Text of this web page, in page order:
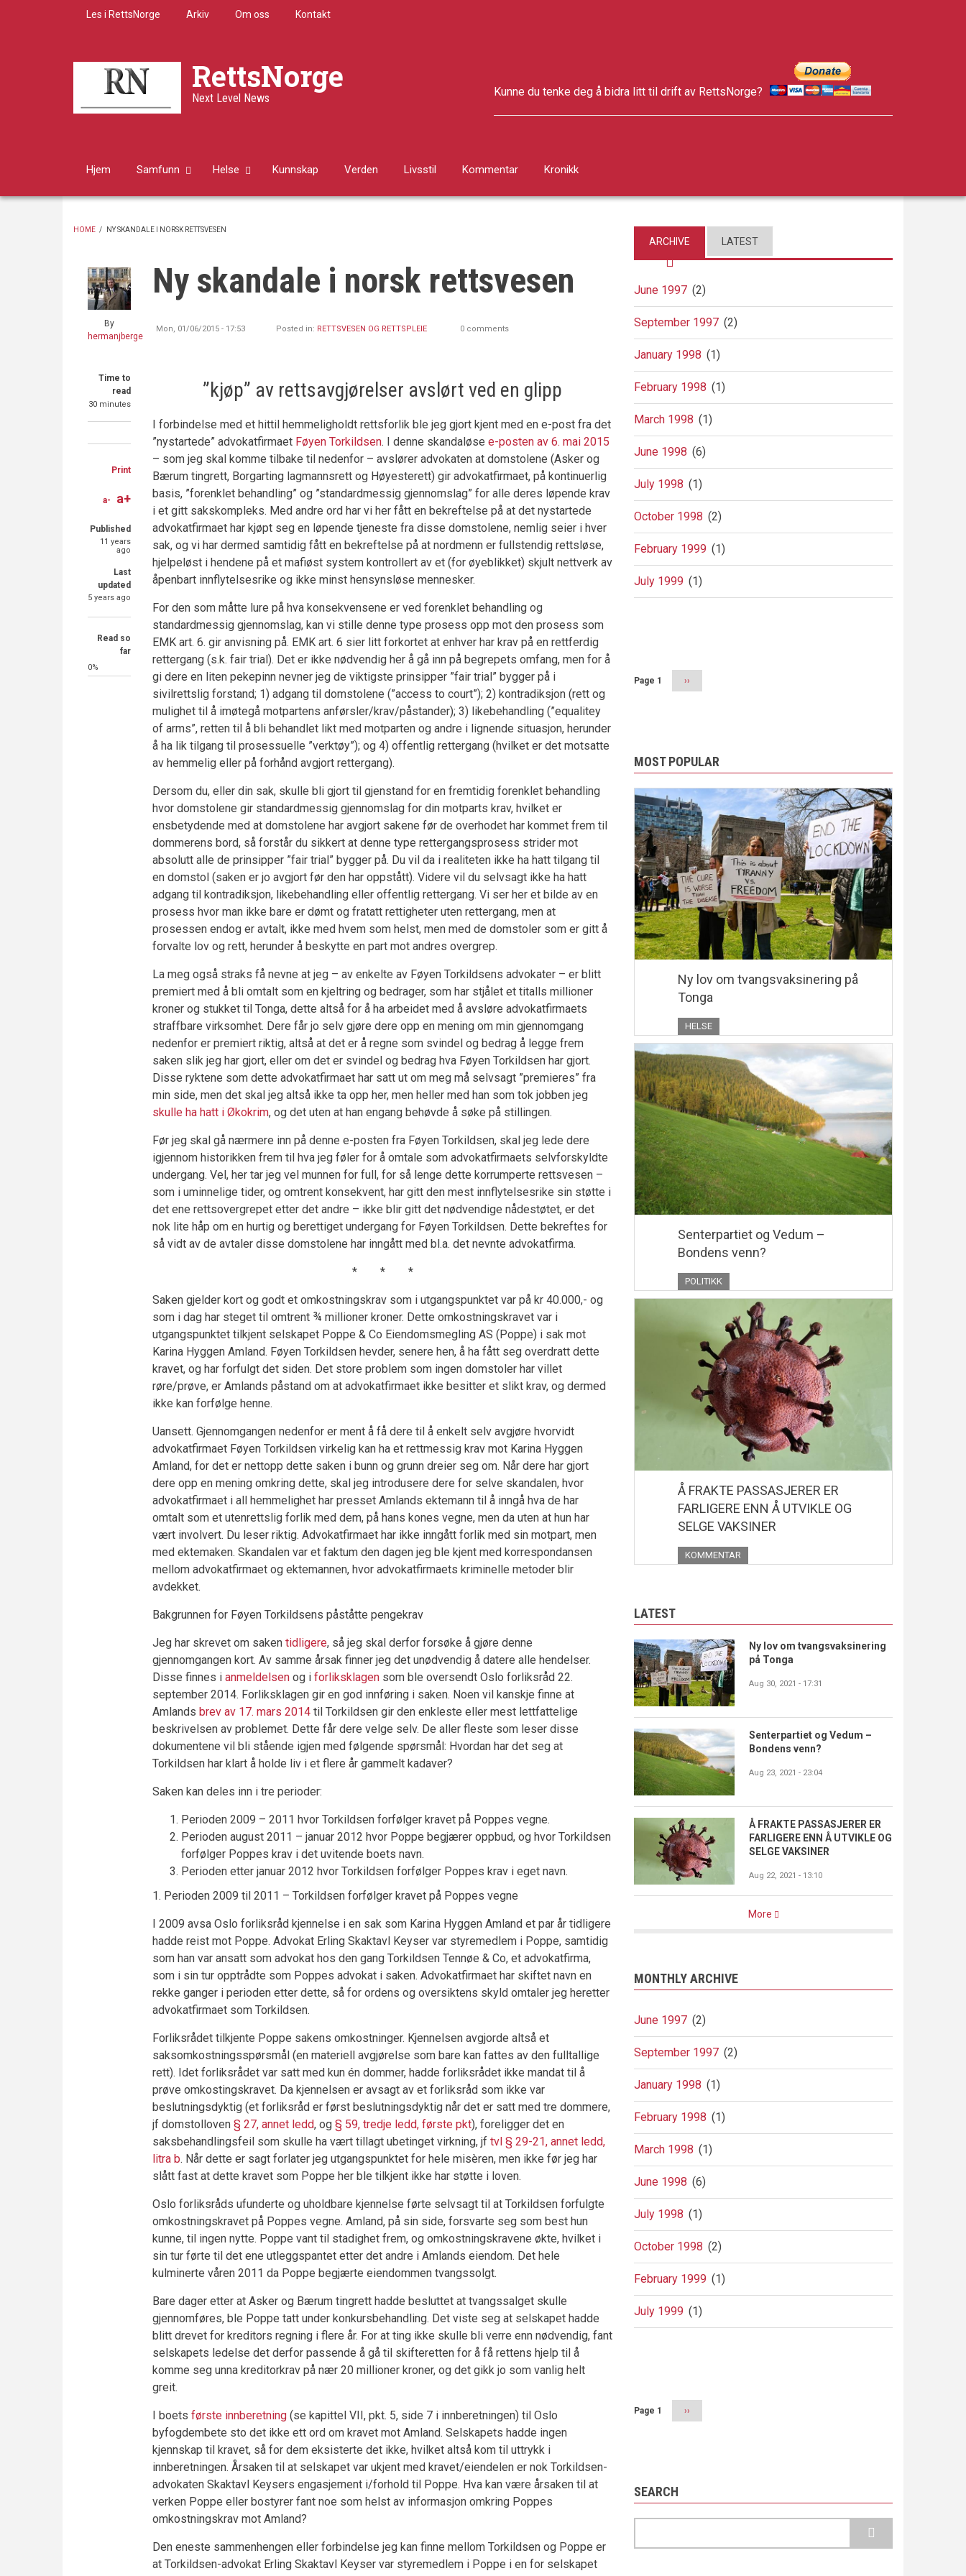
Les i RettsNorge Arkiv Om oss Kontakt
RettsNorge
Next Level News Kunne du tenke deg å bidra litt til drift av RettsNorge?
Hjem Samfunn Helse Kunnskap Verden Livsstil Kommentar Kronikk
HOME / NY SKANDALE I NORSK RETTSVESEN
By
hermanjberge
Time to
read
30 minutes
Share
on
Facebook
Share
on
Twitter
Share
through
email
Print
a- a+
Published
11 years
ago
Last
updated
5 years ago
Read so
far
0%
Ny skandale i norsk rettsvesen
Mon, 01/06/2015 - 17:53 Posted in: RETTSVESEN OG RETTSPLEIE 0 comments
”kjøp” av rettsavgjørelser avslørt ved en glipp
I forbindelse med et hittil hemmeligholdt rettsforlik ble jeg gjort kjent med en e-post fra det
”nystartede” advokatfirmaet Føyen Torkildsen. I denne skandaløse e-posten av 6. mai 2015
– som jeg skal komme tilbake til nedenfor – avslører advokaten at domstolene (Asker og
Bærum tingrett, Borgarting lagmannsrett og Høyesterett) gir advokatfirmaet, på kontinuerlig
basis, ”forenklet behandling” og ”standardmessig gjennomslag” for alle deres løpende krav
i et gitt sakskompleks. Med andre ord har vi her fått en bekreftelse på at det nystartede
advokatfirmaet har kjøpt seg en løpende tjeneste fra disse domstolene, nemlig seier i hver
sak, og vi har dermed samtidig fått en bekreftelse på at nordmenn er fullstendig rettsløse,
hjelpeløst i hendene på et mafiøst system kontrollert av et (for øyeblikket) skjult nettverk av
åpenbart innflytelsesrike og ikke minst hensynsløse mennesker.
For den som måtte lure på hva konsekvensene er ved forenklet behandling og
standardmessig gjennomslag, kan vi stille denne type prosess opp mot den prosess som
EMK art. 6. gir anvisning på. EMK art. 6 sier litt forkortet at enhver har krav på en rettferdig
rettergang (s.k. fair trial). Det er ikke nødvendig her å gå inn på begrepets omfang, men for å
gi dere en liten pekepinn nevner jeg de viktigste prinsipper ”fair trial” bygger på i
sivilrettslig forstand; 1) adgang til domstolene (”access to court”); 2) kontradiksjon (rett og
mulighet til å imøtegå motpartens anførsler/krav/påstander); 3) likebehandling (”equalitey
of arms”, retten til å bli behandlet likt med motparten og andre i lignende situasjon, herunder
å ha lik tilgang til prosessuelle ”verktøy”); og 4) offentlig rettergang (hvilket er det motsatte
av hemmelig eller på forhånd avgjort rettergang).
Dersom du, eller din sak, skulle bli gjort til gjenstand for en fremtidig forenklet behandling
hvor domstolene gir standardmessig gjennomslag for din motparts krav, hvilket er
ensbetydende med at domstolene har avgjort sakene før de overhodet har kommet frem til
dommerens bord, så forstår du sikkert at denne type rettergangsprosess strider mot
absolutt alle de prinsipper ”fair trial” bygger på. Du vil da i realiteten ikke ha hatt tilgang til
en domstol (saken er jo avgjort før den har oppstått). Videre vil du selvsagt ikke ha hatt
adgang til kontradiksjon, likebehandling eller offentlig rettergang. Vi ser her et bilde av en
prosess hvor man ikke bare er dømt og fratatt rettigheter uten rettergang, men at
prosessen endog er avtalt, ikke med hvem som helst, men med de domstoler som er gitt å
forvalte lov og rett, herunder å beskytte en part mot andres overgrep.
La meg også straks få nevne at jeg – av enkelte av Føyen Torkildsens advokater – er blitt
premiert med å bli omtalt som en kjeltring og bedrager, som har stjålet et titalls millioner
kroner og stukket til Tonga, dette altså for å ha arbeidet med å avsløre advokatfirmaets
straffbare virksomhet. Dere får jo selv gjøre dere opp en mening om min gjennomgang
nedenfor er premiert riktig, altså at det er å regne som svindel og bedrag å legge frem
saken slik jeg har gjort, eller om det er svindel og bedrag hva Føyen Torkildsen har gjort.
Disse ryktene som dette advokatfirmaet har satt ut om meg må selvsagt ”premieres” fra
min side, men det skal jeg altså ikke ta opp her, men heller med han som tok jobben jeg
skulle ha hatt i Økokrim, og det uten at han engang behøvde å søke på stillingen.
Før jeg skal gå nærmere inn på denne e-posten fra Føyen Torkildsen, skal jeg lede dere
igjennom historikken frem til hva jeg føler for å omtale som advokatfirmaets selvforskyldte
undergang. Vel, her tar jeg vel munnen for full, for så lenge dette korrumperte rettsvesen –
som i uminnelige tider, og omtrent konsekvent, har gitt den mest innflytelsesrike sin støtte i
det ene rettsovergrepet etter det andre – ikke blir gitt det nødvendige nådestøtet, er det
nok lite håp om en hurtig og berettiget undergang for Føyen Torkildsen. Dette bekreftes for
så vidt av de avtaler disse domstolene har inngått med bl.a. det nevnte advokatfirma.
* * *
Saken gjelder kort og godt et omkostningskrav som i utgangspunktet var på kr 40.000,- og
som i dag har steget til omtrent ¾ millioner kroner. Dette omkostningskravet var i
utgangspunktet tilkjent selskapet Poppe & Co Eiendomsmegling AS (Poppe) i sak mot
Karina Hyggen Amland. Føyen Torkildsen hevder, senere hen, å ha fått seg overdratt dette
kravet, og har forfulgt det siden. Det store problem som ingen domstoler har villet
røre/prøve, er Amlands påstand om at advokatfirmaet ikke besitter et slikt krav, og dermed
ikke kan forfølge henne.
Uansett. Gjennomgangen nedenfor er ment å få dere til å enkelt selv avgjøre hvorvidt
advokatfirmaet Føyen Torkildsen virkelig kan ha et rettmessig krav mot Karina Hyggen
Amland, for det er nettopp dette saken i bunn og grunn dreier seg om. Når dere har gjort
dere opp en mening omkring dette, skal jeg introdusere dere for selve skandalen, hvor
advokatfirmaet i all hemmelighet har presset Amlands ektemann til å inngå hva de har
omtalt som et utenrettslig forlik med dem, på hans kones vegne, men da uten at hun har
vært involvert. Du leser riktig. Advokatfirmaet har ikke inngått forlik med sin motpart, men
med ektemaken. Skandalen var et faktum den dagen jeg ble kjent med korrespondansen
mellom advokatfirmaet og ektemannen, hvor advokatfirmaets kriminelle metoder blir
avdekket.
Bakgrunnen for Føyen Torkildsens påståtte pengekrav
Jeg har skrevet om saken tidligere, så jeg skal derfor forsøke å gjøre denne
gjennomgangen kort. Av samme årsak finner jeg det unødvendig å datere alle hendelser.
Disse finnes i anmeldelsen og i forliksklagen som ble oversendt Oslo forliksråd 22.
september 2014. Forliksklagen gir en god innføring i saken. Noen vil kanskje finne at
Amlands brev av 17. mars 2014 til Torkildsen gir den enkleste eller mest lettfattelige
beskrivelsen av problemet. Dette får dere velge selv. De aller fleste som leser disse
dokumentene vil bli stående igjen med følgende spørsmål: Hvordan har det seg at
Torkildsen har klart å holde liv i et flere år gammelt kadaver?
Saken kan deles inn i tre perioder:
Perioden 2009 – 2011 hvor Torkildsen forfølger kravet på Poppes vegne.
Perioden august 2011 – januar 2012 hvor Poppe begjærer oppbud, og hvor Torkildsen
forfølger Poppes krav i det uvitende boets navn.
Perioden etter januar 2012 hvor Torkildsen forfølger Poppes krav i eget navn.
1. Perioden 2009 til 2011 – Torkildsen forfølger kravet på Poppes vegne
I 2009 avsa Oslo forliksråd kjennelse i en sak som Karina Hyggen Amland et par år tidligere
hadde reist mot Poppe. Advokat Erling Skaktavl Keyser var styremedlem i Poppe, samtidig
som han var ansatt som advokat hos den gang Torkildsen Tennøe & Co, et advokatfirma,
som i sin tur opptrådte som Poppes advokat i saken. Advokatfirmaet har skiftet navn en
rekke ganger i perioden etter dette, så for ordens og oversiktens skyld omtaler jeg heretter
advokatfirmaet som Torkildsen.
Forliksrådet tilkjente Poppe sakens omkostninger. Kjennelsen avgjorde altså et
saksomkostningsspørsmål (en materiell avgjørelse som bare kan fattes av den fulltallige
rett). Idet forliksrådet var satt med kun én dommer, hadde forliksrådet ikke mandat til å
prøve omkostingskravet. Da kjennelsen er avsagt av et forliksråd som ikke var
beslutningsdyktig (et forliksråd er først beslutningsdyktig når det er satt med tre dommere,
jf domstolloven § 27, annet ledd, og § 59, tredje ledd, første pkt), foreligger det en
saksbehandlingsfeil som skulle ha vært tillagt ubetinget virkning, jf tvl § 29-21, annet ledd,
litra b. Når dette er sagt forlater jeg utgangspunktet for hele misèren, men ikke før jeg har
slått fast at dette kravet som Poppe her ble tilkjent ikke har støtte i loven.
Oslo forliksråds ufunderte og uholdbare kjennelse førte selvsagt til at Torkildsen forfulgte
omkostningskravet på Poppes vegne. Amland, på sin side, forsvarte seg som best hun
kunne, til ingen nytte. Poppe vant til stadighet frem, og omkostningskravene økte, hvilket i
sin tur førte til det ene utleggspantet etter det andre i Amlands eiendom. Det hele
kulminerte våren 2011 da Poppe begjærte eiendommen tvangssolgt.
Bare dager etter at Asker og Bærum tingrett hadde besluttet at tvangssalget skulle
gjennomføres, ble Poppe tatt under konkursbehandling. Det viste seg at selskapet hadde
blitt drevet for kreditors regning i flere år. For at ting ikke skulle bli verre enn nødvendig, fant
selskapets ledelse det derfor passende å gå til skifteretten for å få rettens hjelp til å
komme seg unna kreditorkrav på nær 20 millioner kroner, og det gikk jo som vanlig helt
greit.
I boets første innberetning (se kapittel VII, pkt. 5, side 7 i innberetningen) til Oslo
byfogdembete sto det ikke ett ord om kravet mot Amland. Selskapets hadde ingen
kjennskap til kravet, så for dem eksisterte det ikke, hvilket altså kom til uttrykk i
innberetningen. Årsaken til at selskapet var ukjent med kravet/eiendelen er nok Torkildsen-
advokaten Skaktavl Keysers engasjement i/forhold til Poppe. Hva kan være årsaken til at
verken Poppe eller bostyrer fant noe som helst av informasjon omkring Poppes
omkostningskrav mot Amland?
Den eneste sammenhengen eller forbindelse jeg kan finne mellom Torkildsen og Poppe er
at Torkildsen-advokat Erling Skaktavl Keyser var styremedlem i Poppe i en for selskapet
ARCHIVE LATEST
June 1997 (2)
September 1997 (2)
January 1998 (1)
February 1998 (1)
March 1998 (1)
June 1998 (6)
July 1998 (1)
October 1998 (2)
February 1999 (1)
July 1999 (1)
Page 1
Next
page
››
MOST POPULAR
Ny lov om tvangsvaksinering på
Tonga
HELSE
Senterpartiet og Vedum –
Bondens venn?
POLITIKK
Å FRAKTE PASSASJERER ER
FARLIGERE ENN Å UTVIKLE OG
SELGE VAKSINER
KOMMENTAR
LATEST
Ny lov om tvangsvaksinering
på Tonga
Aug 30, 2021 - 17:31
Senterpartiet og Vedum –
Bondens venn?
Aug 23, 2021 - 23:04
Å FRAKTE PASSASJERER ER
FARLIGERE ENN Å UTVIKLE OG
SELGE VAKSINER
Aug 22, 2021 - 13:10
More
MONTHLY ARCHIVE
June 1997 (2)
September 1997 (2)
January 1998 (1)
February 1998 (1)
March 1998 (1)
June 1998 (6)
July 1998 (1)
October 1998 (2)
February 1999 (1)
July 1999 (1)
Page 1
Next
page
››
SEARCH